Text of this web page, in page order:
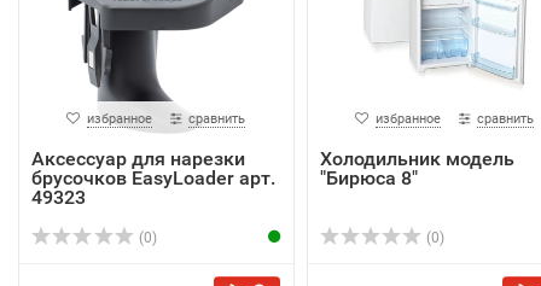
избранное сравнить
Аксессуар для нарезки
брусочков EasyLoader арт.
49323
(0)
избранное сравнить
Холодильник модель
"Бирюса 8"
(0)